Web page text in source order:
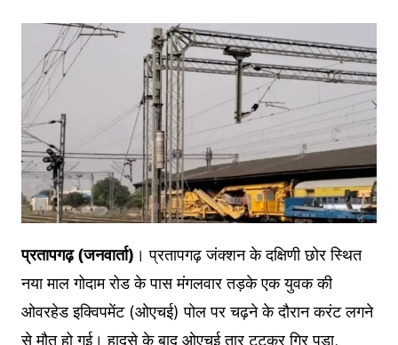
प्रतापगढ़ (जनवार्ता) । प्रतापगढ़ जंक्शन के दक्षिणी छोर स्थित
नया माल गोदाम रोड के पास मंगलवार तड़के एक युवक की
ओवरहेड इक्विपमेंट (ओएचई) पोल पर चढ़ने के दौरान करंट लगने
से मौत हो गई। हादसे के बाद ओएचई तार टूटकर गिर पड़ा,